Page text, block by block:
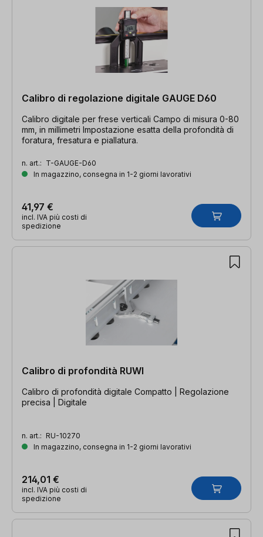
Calibro di regolazione digitale GAUGE D60
Calibro digitale per frese verticali Campo di misura 0-80
mm, in millimetri Impostazione esatta della profondità di
foratura, fresatura e piallatura.
n. art.: T-GAUGE-D60
In magazzino, consegna in 1-2 giorni lavorativi
41,97 €
incl. IVA più costi di
spedizione
Calibro di profondità RUWI
Calibro di profondità digitale Compatto | Regolazione
precisa | Digitale
n. art.: RU-10270
In magazzino, consegna in 1-2 giorni lavorativi
214,01 €
incl. IVA più costi di
spedizione